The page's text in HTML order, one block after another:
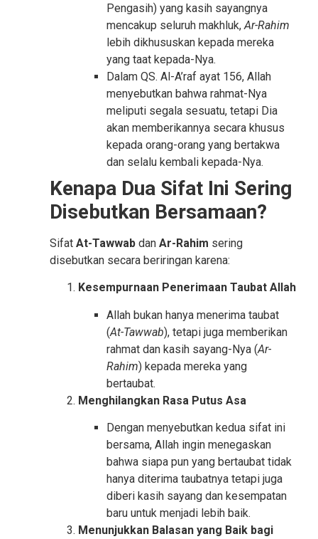
Pengasih) yang kasih sayangnya
mencakup seluruh makhluk,Ar-Rahim
lebih dikhususkan kepada mereka
yang taat kepada-Nya.
Dalam QS. Al-A’raf ayat 156, Allah
menyebutkan bahwa rahmat-Nya
meliputi segala sesuatu, tetapi Dia
akan memberikannya secara khusus
kepada orang-orang yang bertakwa
dan selalu kembali kepada-Nya.
Kenapa Dua Sifat Ini Sering
Disebutkan Bersamaan?
Sifat At-Tawwab dan Ar-Rahim sering
disebutkan secara beriringan karena:
Kesempurnaan Penerimaan Taubat Allah
Allah bukan hanya menerima taubat
(At-Tawwab), tetapi juga memberikan
rahmat dan kasih sayang-Nya (Ar-
Rahim) kepada mereka yang
bertaubat.
Menghilangkan Rasa Putus Asa
Dengan menyebutkan kedua sifat ini
bersama, Allah ingin menegaskan
bahwa siapa pun yang bertaubat tidak
hanya diterima taubatnya tetapi juga
diberi kasih sayang dan kesempatan
baru untuk menjadi lebih baik.
Menunjukkan Balasan yang Baik bagi